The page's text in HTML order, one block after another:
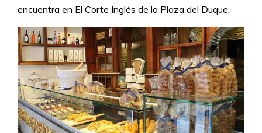
encuentra en El Corte Inglés de la Plaza del Duque.